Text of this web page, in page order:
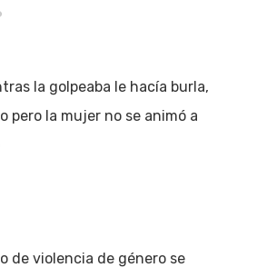
la golpeaba le hacía burla,
pero la mujer no se animó a
de violencia de género se